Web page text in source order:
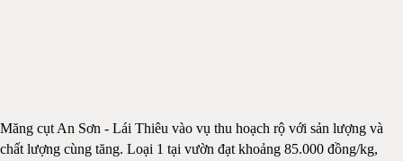
Măng cụt An Sơn - Lái Thiêu vào vụ thu hoạch rộ với sản lượng và
chất lượng cùng tăng. Loại 1 tại vườn đạt khoảng 85.000 đồng/kg,